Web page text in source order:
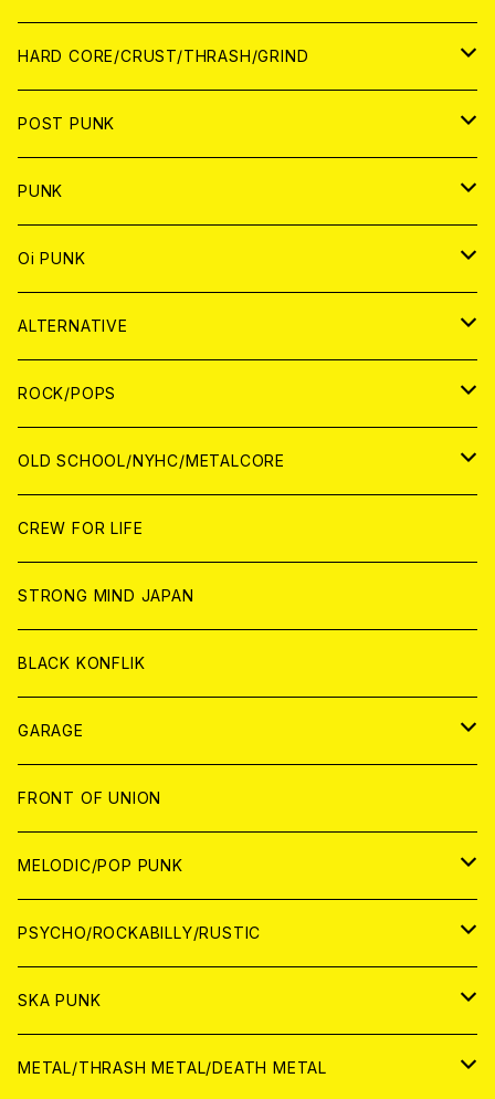
アナログ
DIGITAL CONTENTS
CD
ANALOG
HARD CORE/CRUST/THRASH/GRIND
JAPAN
CD
ANALOG
WORLD
CD
ANALOG
POST PUNK
CD
JAPAN
WORLD
ANALOG
JAPAN
WORLD
PUNK
JAPAN
CD
ANALOG
WORLD
CD
ANALOG
Oi PUNK
JAPAN
CD
ANALOG
WOLRD
CD
ANALOG
ALTERNATIVE
JAPAN
CD
ANALOG
WORLD
CD
ANALOG
ROCK/POPS
JAPAN
CD
ANALOG
WORLD
CD
ANALOG
OLD SCHOOL/NYHC/METALCORE
JAPAN
CD
ANALOG
WORLD
CD
ANALOG
CREW FOR LIFE
STRONG MIND JAPAN
BLACK KONFLIK
GARAGE
JAPAN
アナログ
CD
WORLD
アナログ
CD
FRONT OF UNION
MELODIC/POP PUNK
JAPAN
CD
ANALOG
WORLD
CD
PSYCHO/ROCKABILLY/RUSTIC
JAPAN
CD
WORLD
SKA PUNK
JAPAN
METAL/THRASH METAL/DEATH METAL